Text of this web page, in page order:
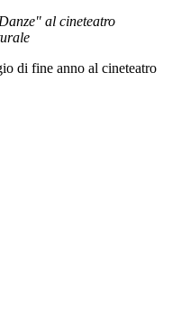
al cineteatro
di fine anno al cineteatro